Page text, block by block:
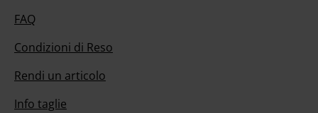
FAQ
Condizioni di Reso
Rendi un articolo
Info taglie